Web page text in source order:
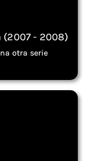
(2007 - 2008)
otra serie